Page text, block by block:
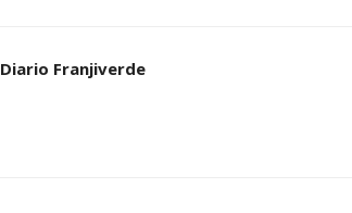
Diario Franjiverde